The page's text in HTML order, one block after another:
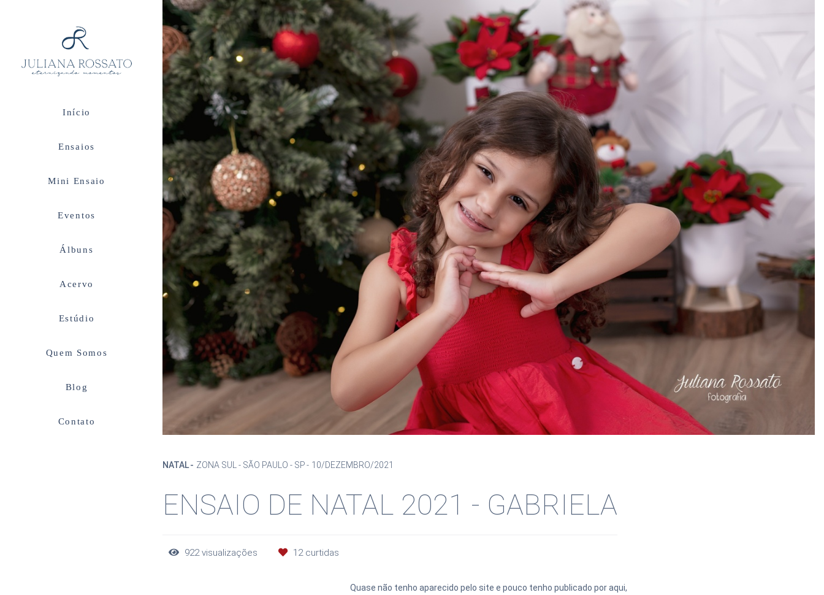
Início
Ensaios
Mini Ensaio
Eventos
Álbuns
Acervo
Estúdio
Quem Somos
Blog
Contato
NATAL ZONA SUL - SÃO PAULO - SP 10/DEZEMBRO/2021
ENSAIO DE NATAL 2021 - GABRIELA
922visualizações 12curtidas
Quase não tenho aparecido pelo site e pouco tenho publicado por aqui,